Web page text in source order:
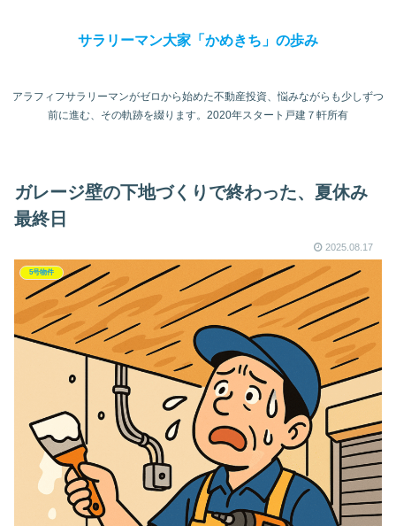
サラリーマン大家「かめきち」の歩み
アラフィフサラリーマンがゼロから始めた不動産投資、悩みながらも少しずつ
前に進む、その軌跡を綴ります。2020年スタート戸建７軒所有
ガレージ壁の下地づくりで終わった、夏休み
最終日
2025.08.17
5号物件